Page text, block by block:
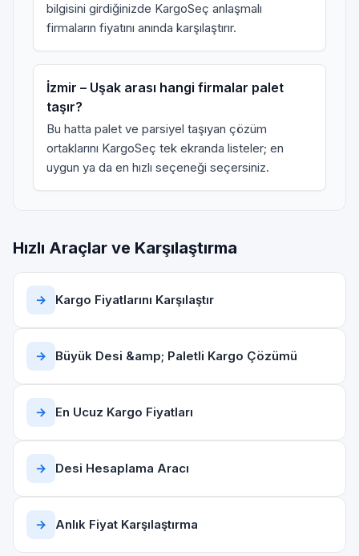
bilgisini girdiğinizde KargoSeç anlaşmalı
firmaların fiyatını anında karşılaştırır.
İzmir – Uşak arası hangi firmalar palet
taşır?
Bu hatta palet ve parsiyel taşıyan çözüm
ortaklarını KargoSeç tek ekranda listeler; en
uygun ya da en hızlı seçeneği seçersiniz.
Hızlı Araçlar ve Karşılaştırma
→ Kargo Fiyatlarını Karşılaştır
→ Büyük Desi &amp; Paletli Kargo Çözümü
→ En Ucuz Kargo Fiyatları
→ Desi Hesaplama Aracı
→ Anlık Fiyat Karşılaştırma